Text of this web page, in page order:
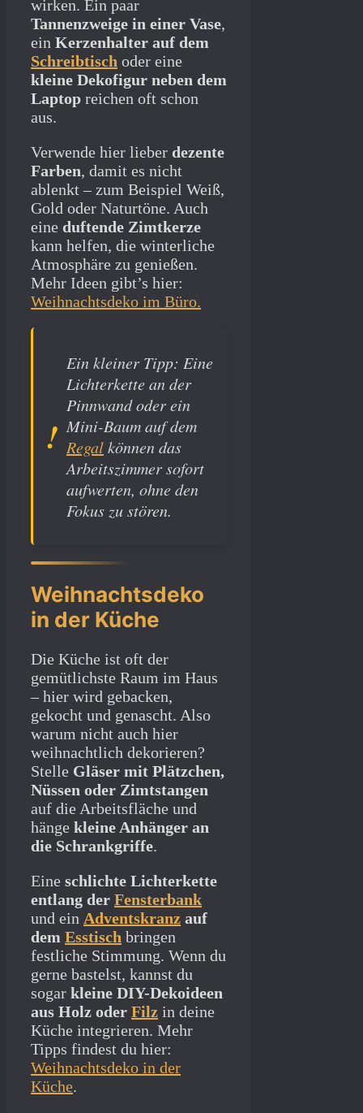
wirken. Ein paar
Tannenzweige in einer Vase,
ein Kerzenhalter auf dem
Schreibtisch oder eine
kleine Dekofigur neben dem
Laptop reichen oft schon
aus.
Verwende hier lieber dezente
Farben, damit es nicht
ablenkt – zum Beispiel Weiß,
Gold oder Naturtöne. Auch
eine duftende Zimtkerze
kann helfen, die winterliche
Atmosphäre zu genießen.
Mehr Ideen gibt’s hier:
Weihnachtsdeko im Büro.
Ein kleiner Tipp: Eine
Lichterkette an der
Pinnwand oder ein
Mini-Baum auf dem
Regalkönnen das
Arbeitszimmer sofort
aufwerten, ohne den
Fokus zu stören.
Weihnachtsdeko
in der Küche
Die Küche ist oft der
gemütlichste Raum im Haus
– hier wird gebacken,
gekocht und genascht. Also
warum nicht auch hier
weihnachtlich dekorieren?
Stelle Gläser mit Plätzchen,
Nüssen oder Zimtstangen
auf die Arbeitsfläche und
hänge kleine Anhänger an
die Schrankgriffe.
Eine schlichte Lichterkette
entlang der Fensterbank
und ein Adventskranz auf
dem Esstisch bringen
festliche Stimmung. Wenn du
gerne bastelst, kannst du
sogar kleine DIY-Dekoideen
aus Holz oder Filz in deine
Küche integrieren. Mehr
Tipps findest du hier:
Weihnachtsdeko in der
Küche.